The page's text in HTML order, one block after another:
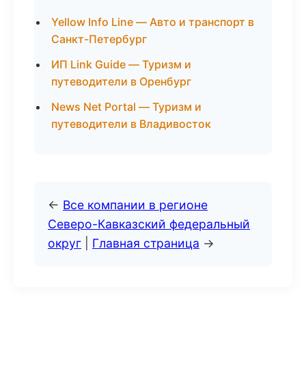
Yellow Info Line — Авто и транспорт в
Санкт-Петербург
ИП Link Guide — Туризм и
путеводители в Оренбург
News Net Portal — Туризм и
путеводители в Владивосток
← Все компании в регионе
Северо-Кавказский федеральный
округ
Главная страница →